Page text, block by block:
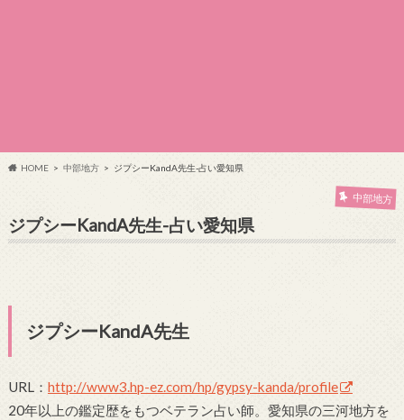
HOME 中部地方 ジプシーKandA先生-占い愛知県
中部地方
ジプシーKandA先生-占い愛知県
ジプシーKandA先生
URL： http://www3.hp-ez.com/hp/gypsy-kanda/profile
20年以上の鑑定歴をもつベテラン占い師。愛知県の三河地方を